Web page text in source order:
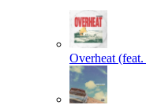
Overheat